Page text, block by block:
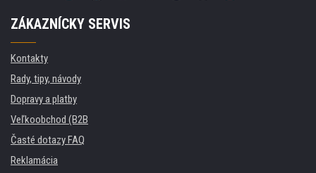
ZÁKAZNÍCKY SERVIS
Kontakty
Rady, tipy, návody
Dopravy a platby
Veľkoobchod (B2B
Časté dotazy FAQ
Reklamácia